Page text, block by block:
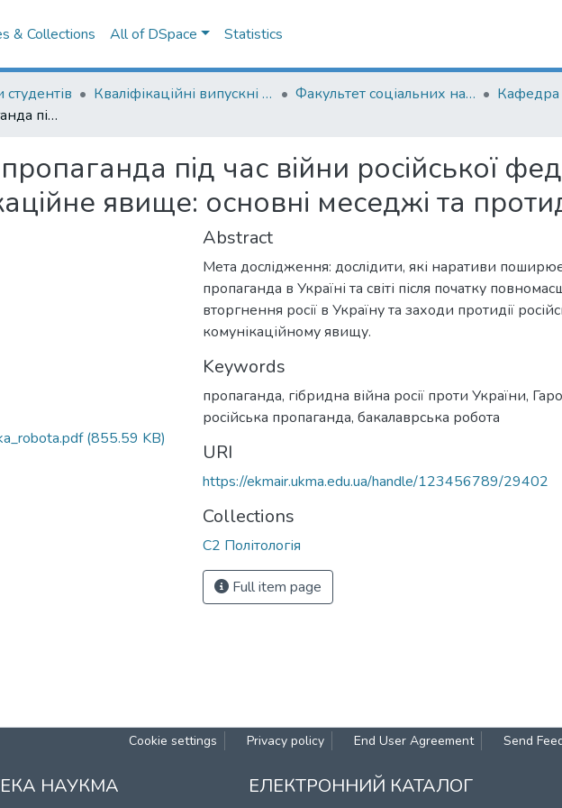
& Collections All of DSpace Statistics
Кваліфікаційні випускні роботи здобувачів вищої освіти бакалаврських програм Факультет соціальних наук і соціальних технологій Кафедра
Російська пропаганда під час війни російської федерації проти України як комунікаційне явище: основні меседжі та протидія
під час війни російської
явище: основні меседжі та
(855.59 KB)
Abstract
Мета дослідження: дослідити, які наративи
пропаганда в Україні та світі після початку
вторгнення росії в Україну та заходи протидії
комунікаційному явищу.
Keywords
пропаганда, гібридна війна росії проти України,
російська пропаганда, бакалаврська робота
URI
https://ekmair.ukma.edu.ua/handle/123456789/29402
Collections
С2 Політологія
Full item page
Cookie settings Privacy policy End User Agreement Send
НАУКМА ЕЛЕКТРОННИЙ КАТАЛОГ